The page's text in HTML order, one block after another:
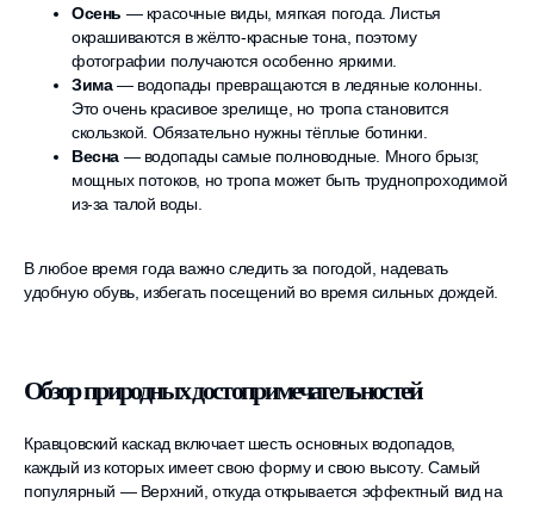
Осень — красочные виды, мягкая погода. Листья
окрашиваются в жёлто-красные тона, поэтому
фотографии получаются особенно яркими.
Зима— водопады превращаются в ледяные колонны.
Это очень красивое зрелище, но тропа становится
скользкой. Обязательно нужны тёплые ботинки.
Весна — водопады самые полноводные. Много брызг,
мощных потоков, но тропа может быть труднопроходимой
из-за талой воды.
В любое время года важно следить за погодой, надевать
удобную обувь, избегать посещений во время сильных дождей.
Обзор природных достопримечательностей
Кравцовский каскад включает шесть основных водопадов,
каждый из которых имеет свою форму и свою высоту. Самый
популярный — Верхний, откуда открывается эффектный вид на